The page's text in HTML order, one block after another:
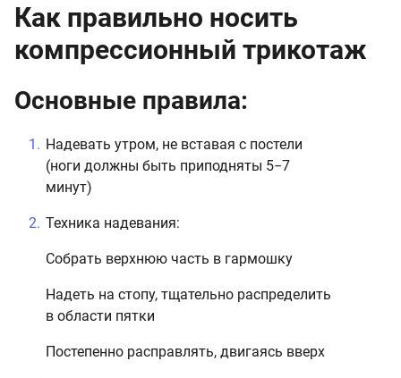
Как правильно носить
компрессионный трикотаж
Основные правила:
Надевать утром, не вставая с постели
(ноги должны быть приподняты 5−7
минут)
Техника надевания:
Собрать верхнюю часть в гармошку
Надеть на стопу, тщательно распределить
в области пятки
Постепенно расправлять, двигаясь вверх